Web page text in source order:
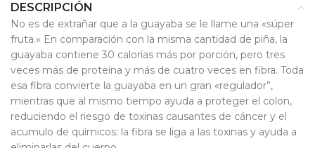
DESCRIPCIÓN
No es de extrañar que a la guayaba se le llame una «súper
fruta.» En comparación con la misma cantidad de piña, la
guayaba contiene 30 calorías más por porción, pero tres
veces más de proteína y más de cuatro veces en fibra. Toda
esa fibra convierte la guayaba en un gran «regulador”,
mientras que al mismo tiempo ayuda a proteger el colon,
reduciendo el riesgo de toxinas causantes de cáncer y el
acumulo de químicos; la fibra se liga a las toxinas y ayuda a